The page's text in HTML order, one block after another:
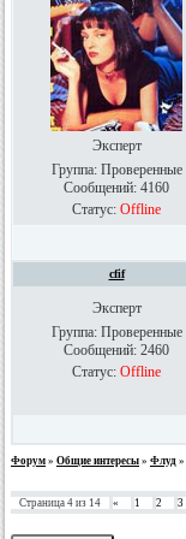
Эксперт
Группа: Проверенные
Сообщений: 4160
Статус: Offline
cfif
Эксперт
Группа: Проверенные
Сообщений: 2460
Статус: Offline
Форум » Общие интересы » Флуд »
Страница 4 из 14 « 1 2 3